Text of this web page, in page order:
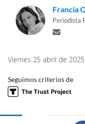
Francia
Periodista
Viernes 25 abril de
Seguimos criterios de